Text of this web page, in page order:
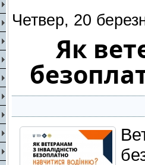
Четвер, 20
Як